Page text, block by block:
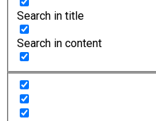
Search in title
Search in content